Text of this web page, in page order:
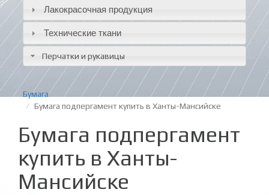
Лакокрасочная продукция
Технические ткани
Перчатки и рукавицы
Бумага
Бумага подпергамент купить в Ханты-Мансийске
Бумага подпергамент
купить в Ханты-
Мансийске